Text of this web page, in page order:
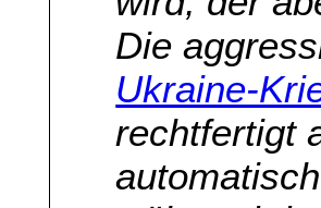
Die
Ukraine-
rechtfertigt